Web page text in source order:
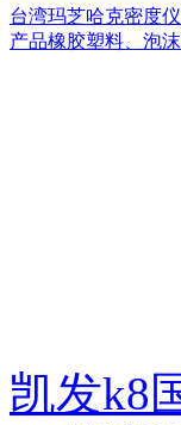
台湾玛芝哈克密度
产品橡胶塑料、泡
凯发k8